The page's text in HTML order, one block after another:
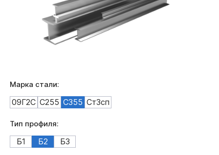
Марка стали:
09Г2С С255 С355 Ст3сп
Тип профиля:
Б1 Б2 Б3